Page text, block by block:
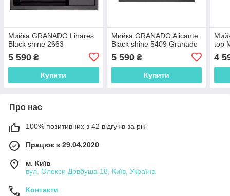
Мийка GRANADO Linares
Black shine 2663
5 590 ₴
Купити
Мийка GRANADO Alicante
Black shine 5409 Granado
5 590₴
Купити
top
4
Про нас
100% позитивних з 42 відгуків за рік
Працює з 29.04.2020
м. Київ
вул. Олекси Довбуша 18, Київ, Україна
Контакти